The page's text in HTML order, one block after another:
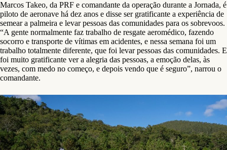
Marcos Takeo, da PRF e comandante da operação durante a Jornada, é
piloto de aeronave há dez anos e disse ser gratificante a experiência de
semear a palmeira e levar pessoas das comunidades para os sobrevoos.
“A gente normalmente faz trabalho de resgate aeromédico, fazendo
socorro e transporte de vítimas em acidentes, e nessa semana foi um
trabalho totalmente diferente, que foi levar pessoas das comunidades. E
foi muito gratificante ver a alegria das pessoas, a emoção delas, às
vezes, com medo no começo, e depois vendo que é seguro”, narrou o
comandante.